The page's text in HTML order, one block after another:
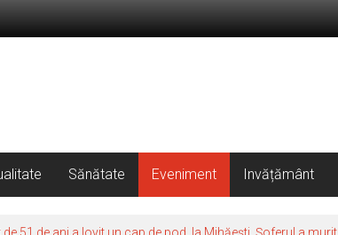
Sănătate Eveniment Invățământ